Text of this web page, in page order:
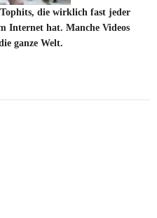
die wirklich fast jeder
Internet hat. Manche Videos
ganze Welt.